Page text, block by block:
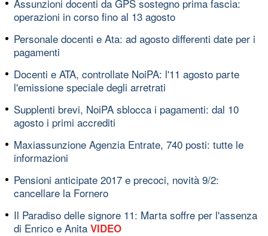
Assunzioni docenti da GPS sostegno prima fascia:
operazioni in corso fino al 13 agosto
Personale docenti e Ata: ad agosto differenti date per i
pagamenti
Docenti e ATA, controllate NoiPA: l'11 agosto parte
l'emissione speciale degli arretrati
Supplenti brevi, NoiPA sblocca i pagamenti: dal 10
agosto i primi accrediti
Maxiassunzione Agenzia Entrate, 740 posti: tutte le
informazioni
Pensioni anticipate 2017 e precoci, novità 9/2:
cancellare la Fornero
Il Paradiso delle signore 11: Marta soffre per l'assenza
di Enrico e Anita VIDEO